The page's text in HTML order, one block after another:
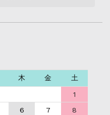
木 金 土
1
6 7
8